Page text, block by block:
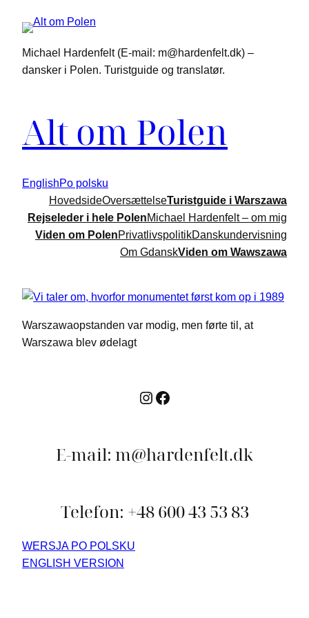
indhold
Michael Hardenfelt (E-mail: m@hardenfelt.dk) –
dansker i Polen. Turistguide og translatør.
Alt om Polen
EnglishPo polsku
HovedsideOversættelseTuristguide i Warszawa
Rejseleder i hele PolenMichael Hardenfelt – om mig
Viden om PolenPrivatlivspolitikDanskundervisning
Om GdanskViden om Wawszawa
Warszawaopstanden var modig, men førte til, at
Warszawa blev ødelagt
Instagram
Facebook
E-mail: m@hardenfelt.dk
Telefon: +48 600 43 53 83
WERSJA PO POLSKU
ENGLISH VERSION